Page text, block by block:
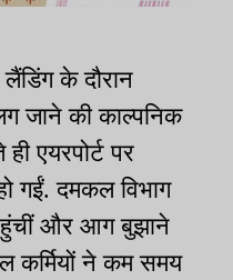
के दौरान
जाने की काल्पनिक
एयरपोर्ट पर
गईं. दमकल विभाग
और आग बुझाने
कर्मियों ने कम समय